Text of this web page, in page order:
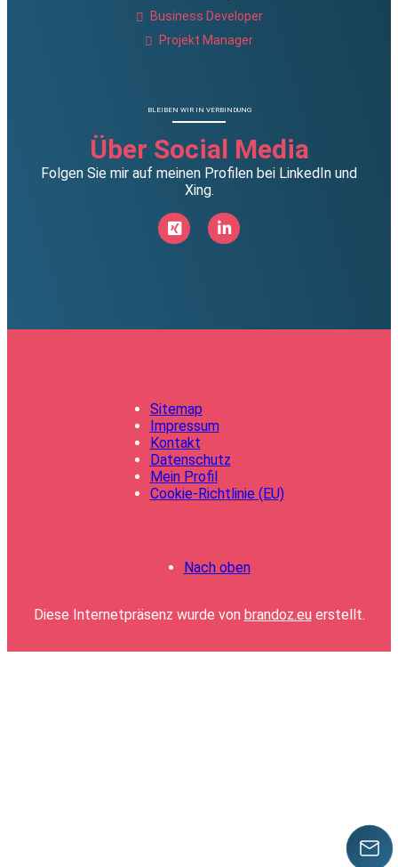
Business Developer
Projekt Manager
BLEIBEN WIR IN VERBINDUNG
Über Social Media
Folgen Sie mir auf meinen Profilen bei LinkedIn und
Xing.
Sitemap
Impressum
Kontakt
Datenschutz
Mein Profil
Cookie-Richtlinie (EU)
Nach oben
Diese Internetpräsenz wurde von brandoz.eu erstellt.